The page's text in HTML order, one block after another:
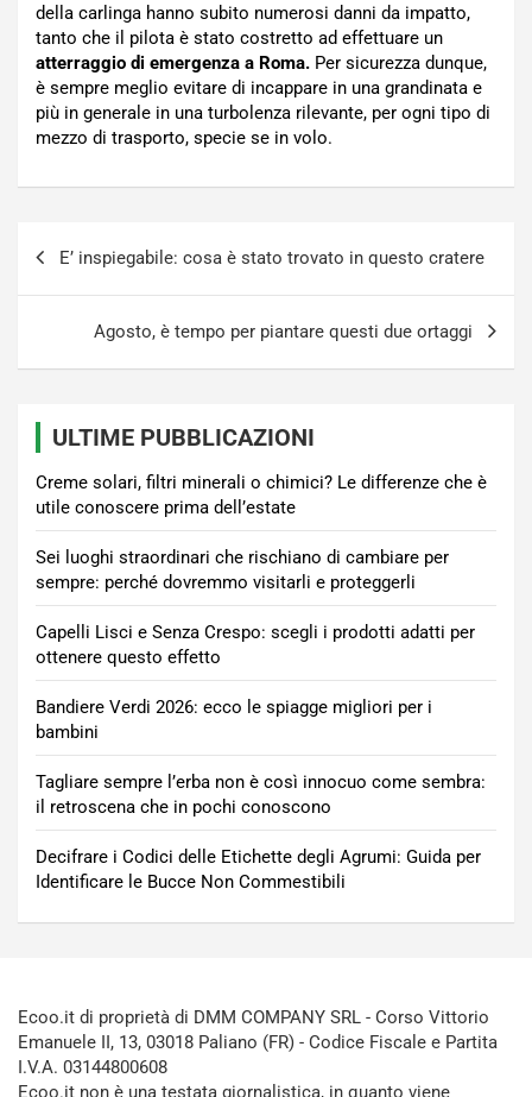
della carlinga hanno subito numerosi danni da impatto,
tanto che il pilota è stato costretto ad effettuare un
atterraggio di emergenza a Roma. Per sicurezza dunque,
è sempre meglio evitare di incappare in una grandinata e
più in generale in una turbolenza rilevante, per ogni tipo di
mezzo di trasporto, specie se in volo.
articoli
E’ inspiegabile: cosa è stato trovato in questo cratere
Agosto, è tempo per piantare questi due ortaggi
ULTIME PUBBLICAZIONI
Creme solari, filtri minerali o chimici? Le differenze che è
utile conoscere prima dell’estate
Sei luoghi straordinari che rischiano di cambiare per
sempre: perché dovremmo visitarli e proteggerli
Capelli Lisci e Senza Crespo: scegli i prodotti adatti per
ottenere questo effetto
Bandiere Verdi 2026: ecco le spiagge migliori per i
bambini
Tagliare sempre l’erba non è così innocuo come sembra:
il retroscena che in pochi conoscono
Decifrare i Codici delle Etichette degli Agrumi: Guida per
Identificare le Bucce Non Commestibili
Ecoo.it di proprietà di DMM COMPANY SRL - Corso Vittorio
Emanuele II, 13, 03018 Paliano (FR) - Codice Fiscale e Partita
I.V.A. 03144800608
Ecoo.it non è una testata giornalistica, in quanto viene